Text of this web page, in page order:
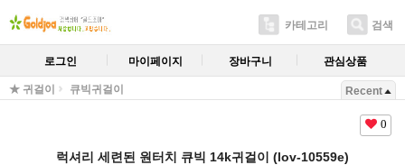
카테고리 검색
로그인 마이페이지 장바구니 관심상품
★ 귀걸이 큐빅귀걸이 Recent
0
럭셔리 세련된 원터치 큐빅 14k귀걸이 (lov-10559e)